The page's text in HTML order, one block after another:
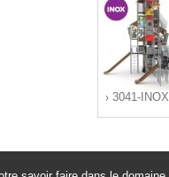
3041-INOX